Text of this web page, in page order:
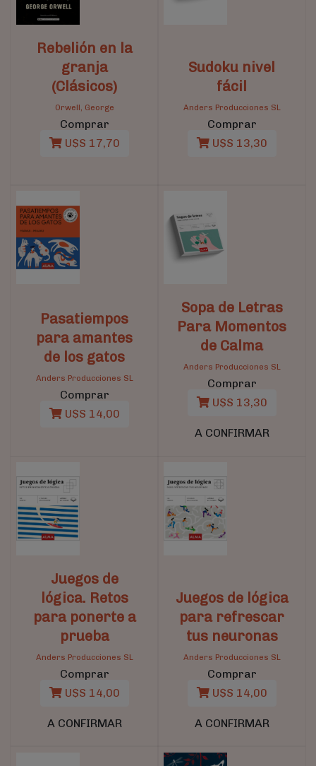
Rebelión en la
granja
(Clásicos)
Orwell, George
Comprar
U$S 17,70
Sudoku nivel
fácil
Anders Producciones SL
Comprar
U$S 13,30
Pasatiempos
para amantes
de los gatos
Anders Producciones SL
Comprar
U$S 14,00
Sopa de Letras
Para Momentos
de Calma
Anders Producciones SL
Comprar
U$S 13,30
A CONFIRMAR
Juegos de
lógica. Retos
para ponerte a
prueba
Anders Producciones SL
Comprar
U$S 14,00
A CONFIRMAR
Juegos de lógica
para refrescar
tus neuronas
Anders Producciones SL
Comprar
U$S 14,00
A CONFIRMAR